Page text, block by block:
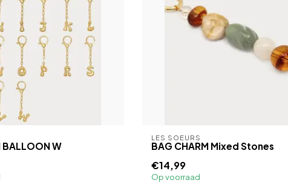
BALLOON W
LES SOEURS
BAG CHARM Mixed Stones
€14,99
Op voorraad